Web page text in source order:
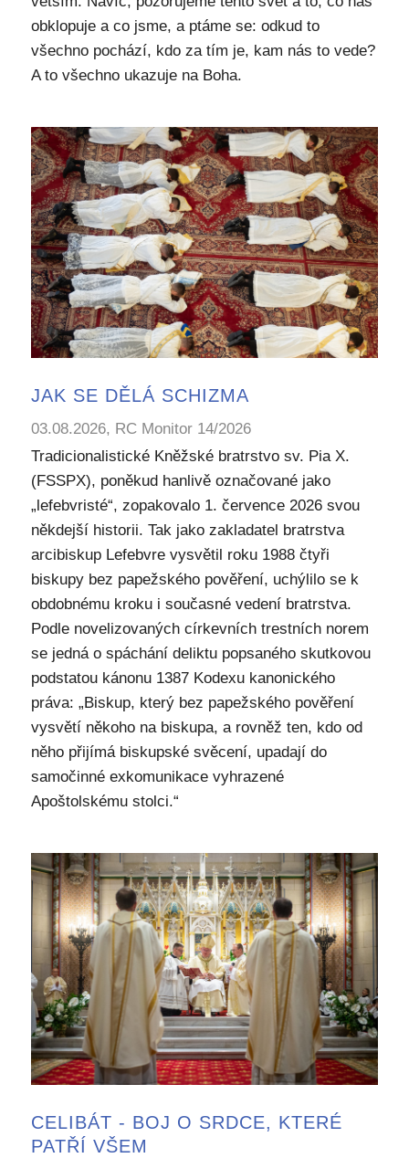
obklopuje a co jsme, a ptáme se: odkud to
všechno pochází, kdo za tím je, kam nás to vede?
A to všechno ukazuje na Boha.
JAK SE DĚLÁ SCHIZMA
03.08.2026, RC Monitor 14/2026
Tradicionalistické Kněžské bratrstvo sv. Pia X.
(FSSPX), poněkud hanlivě označované jako
„lefebvristé“, zopakovalo 1. července 2026 svou
někdejší historii. Tak jako zakladatel bratrstva
arcibiskup Lefebvre vysvětil roku 1988 čtyři
biskupy bez papežského pověření, uchýlilo se k
obdobnému kroku i současné vedení bratrstva.
Podle novelizovaných církevních trestních norem
se jedná o spáchání deliktu popsaného skutkovou
podstatou kánonu 1387 Kodexu kanonického
práva: „Biskup, který bez papežského pověření
vysvětí někoho na biskupa, a rovněž ten, kdo od
něho přijímá biskupské svěcení, upadají do
samočinné exkomunikace vyhrazené
Apoštolskému stolci.“
CELIBÁT - BOJ O SRDCE, KTERÉ
PATŘÍ VŠEM